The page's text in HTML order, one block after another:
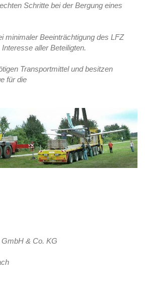
Schritte bei der Bergung eines
minimaler Beeinträchtigung des LFZ
aller Beteiligten.
Transportmittel und besitzen
für die
& Co. KG